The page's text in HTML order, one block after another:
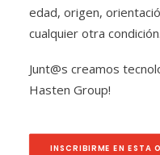
edad, origen,
cualquier otra condición.
Junt@s creamos
Hasten Group!
INSCRIBIRME EN ESTA